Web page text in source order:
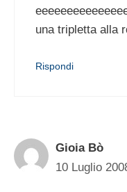
una tripletta alla
Rispondi
Gioia Bò
10 Luglio